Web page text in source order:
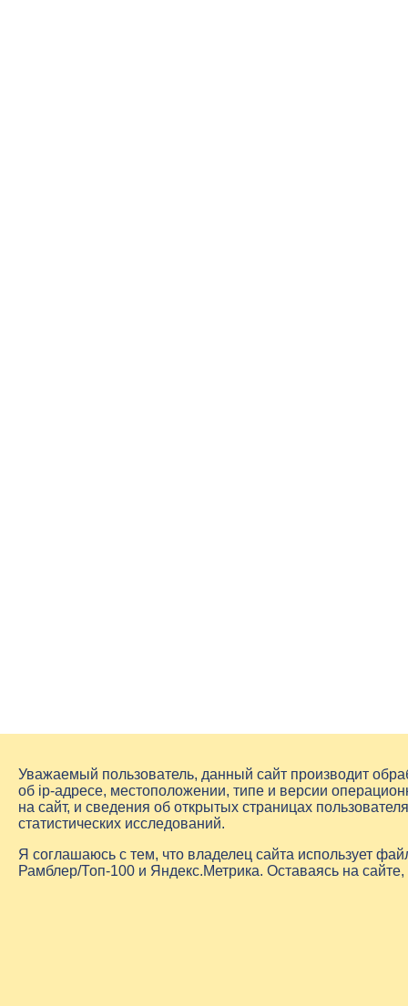
Уважаемый пользователь, данный сайт производит
об ip-адресе, местоположении, типе и версии
на сайт, и сведения об открытых страницах
статистических исследований.
Я соглашаюсь с тем, что владелец сайта использует
Рамблер/Топ-100 и Яндекс.Метрика. Оставаясь на